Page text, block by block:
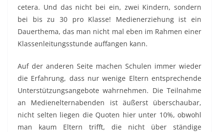
cetera. Und das nicht bei ein, zwei Kindern, sondern
bei bis zu 30 pro Klasse! Medienerziehung ist ein
Dauerthema, das man nicht mal eben im Rahmen einer
Klassenleitungsstunde auffangen kann.
Auf der anderen Seite machen Schulen immer wieder
die Erfahrung, dass nur wenige Eltern entsprechende
Unterstützungsangebote wahrnehmen. Die Teilnahme
an Medienelternabenden ist äußerst überschaubar,
nicht selten liegen die Quoten hier unter 10%, obwohl
man kaum Eltern trifft, die nicht über ständige